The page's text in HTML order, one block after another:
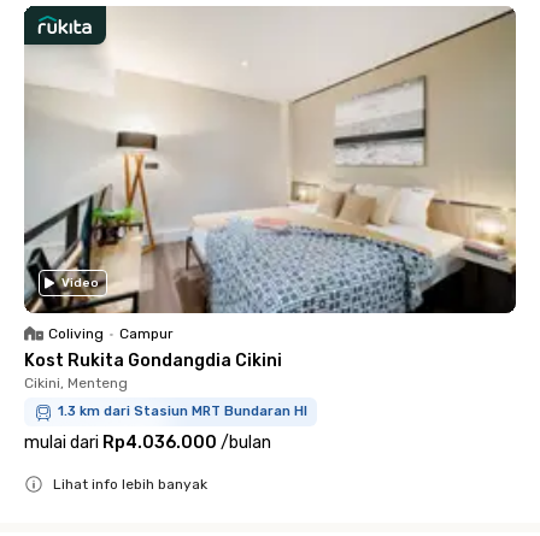
Video
Coliving • Campur
Kost Rukita Gondangdia Cikini
Cikini, Menteng
1.3 km dari Stasiun MRT Bundaran HI
mulai dari Rp4.036.000 /bulan
Lihat info lebih banyak